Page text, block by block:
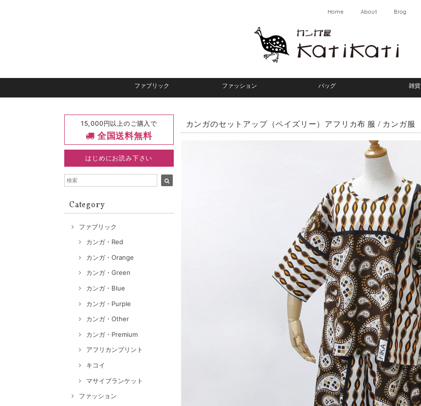
Home About Blog
ファブリック ファッション バッグ 雑貨
15,000円以上のご購入で
全国送料無料
はじめにお読み下さい
Category
ファブリック
カンガ・Red
カンガ・Orange
カンガ・Green
カンガ・Blue
カンガ・Purple
カンガ・Other
カンガ・Premium
アフリカンプリント
キコイ
マサイブランケット
ファッション
カンガのセットアップ（ペイズリー）アフリカ布 服 / カンガ服